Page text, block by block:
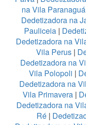
na Vila Paranaguá
Dedetizadora na
Pauliceia|
Dedetizadora na
Vila Perus|
Dedetizadora na
Vila Polopoli |
Dedetizadora na
Vila Primavera |
Dedetizadora na
Ré |